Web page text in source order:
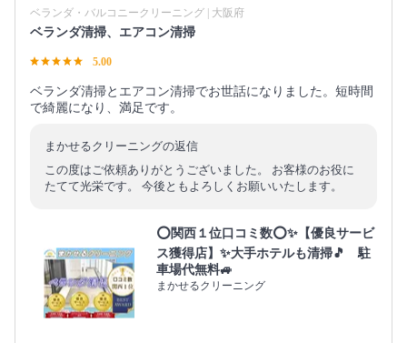
ベランダ・バルコニークリーニング | 大阪府
ベランダ清掃、エアコン清掃
5.00
ベランダ清掃とエアコン清掃でお世話になりました。短時間
で綺麗になり、満足です。
まかせるクリーニングの返信
この度はご依頼ありがとうございました。 お客様のお役に
たてて光栄です。 今後ともよろしくお願いいたします。
⭕関西１位口コミ数⭕✨【優良サービ
ス獲得店】✨大手ホテルも清掃🎵 駐
車場代無料🚙
まかせるクリーニング